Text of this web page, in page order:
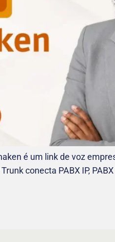
é um link de voz
conecta PABX IP,